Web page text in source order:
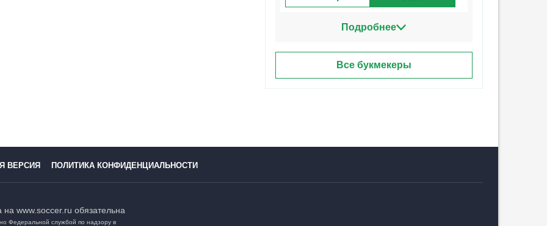
Подробнее
Все букмекеры
ВЕРСИЯ ПОЛИТИКА КОНФИДЕНЦИАЛЬНОСТИ
www.soccer.ru обязательна
Федеральной службой по надзору в